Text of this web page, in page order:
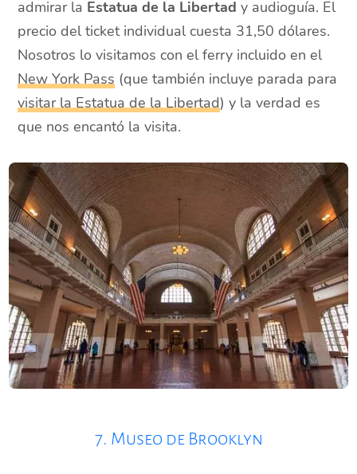
admirar la Estatua de la Libertady audioguía. El
precio del ticket individual cuesta 31,50 dólares.
Nosotros lo visitamos con el ferry incluido en el
New York Pass (que también incluye parada para
visitar la Estatua de la Libertad) y la verdad es
que nos encantó la visita.
7. Museo de Brooklyn